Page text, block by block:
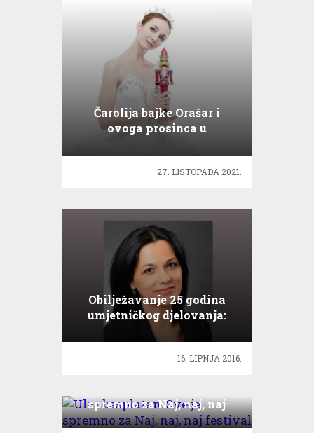
Čarolija bajke Orašar i
ovoga prosinca u
27. LISTOPADA 2021.
Obilježavanje 25 godina
umjetničkog djelovanja:
Sofia Ameli Gojić!
16. LIPNJA 2016.
spremno za Naj, naj, naj
festival